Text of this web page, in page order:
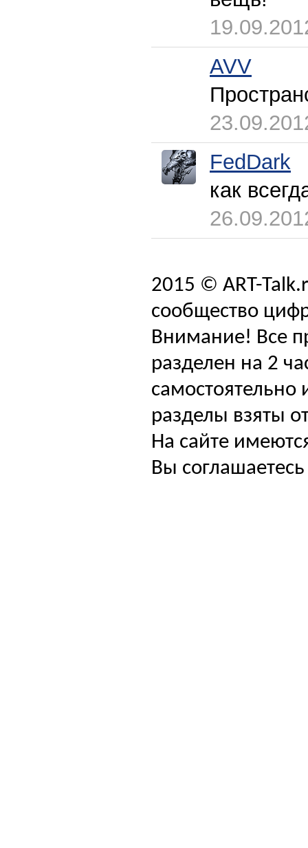
AVV
FedDark
как
2015 © ART-
сообщество
Внимание! Все
разделен на 2
самостоятельно
разделы взяты
На сайте
Вы